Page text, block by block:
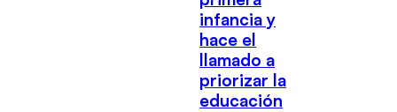
infancia y
hace el
llamado a
priorizar la
educación